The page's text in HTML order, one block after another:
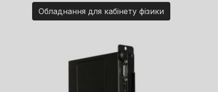
Обладнання для кабінету фізики